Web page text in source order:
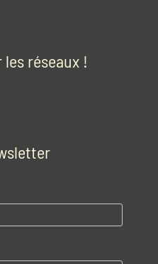
réseaux !